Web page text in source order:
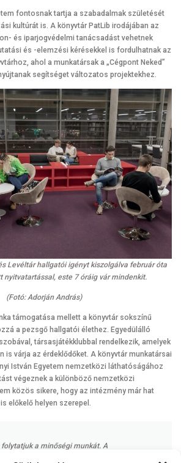
fontosnak tartja a szabadalmak születését
kultúrát is. A könyvtár PatLib irodájában az
és iparjogvédelmi tanácsadást vehetnek
és -elemzési kérésekkel is fordulhatnak az
ahol a munkatársak a „Cégpont Neked”
segítséget változatos projektekhez.
Levéltár hallgatói igényt kiszolgálva február óta
nyitvatartással, este 7 óráig vár mindenkit.
(Fotó: Adorján András)
támogatása mellett a könyvtár sokszínű
a pezsgő hallgatói élethez. Egyedülálló
társasjátékklubbal rendelkezik, amelyek
is várja az érdeklődőket. A könyvtár munkatársai
István Egyetem nemzetközi láthatóságához
végeznek a különböző nemzetközi
közös sikere, hogy az intézmény már hat
előkelő helyen szerepel.
folytatjuk a minőségi munkát. A